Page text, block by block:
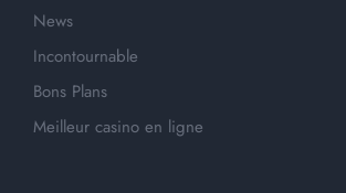
News
Incontournable
Bons Plans
Meilleur casino en ligne